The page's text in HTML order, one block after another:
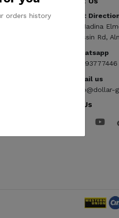
Get
ElMadina
Hussin Rd,
Whatsapp
01093777446
Email us
info@dollar-
Follow Us
orders history